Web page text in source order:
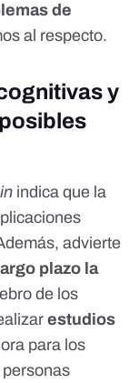
de
al respecto.
y
indica que la
advierte
plazo la
de los
estudios
para los